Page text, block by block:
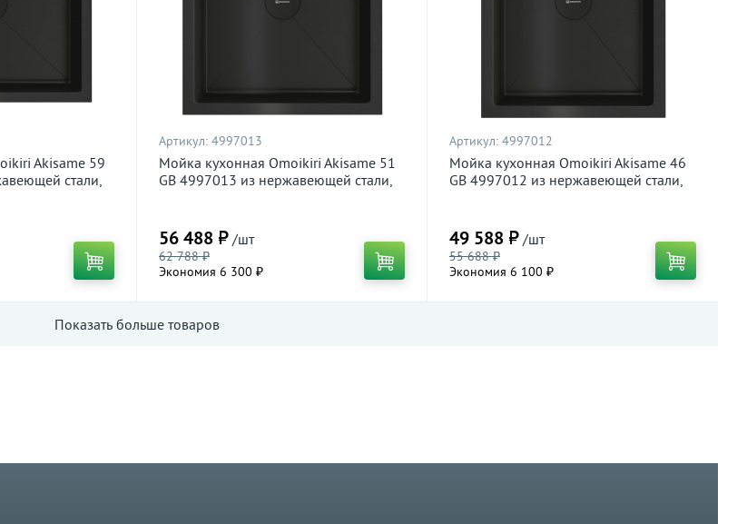
Akisame 59
стали,
Артикул: 4997013
Мойка кухонная Omoikiri Akisame 51
GB 4997013 из нержавеющей стали,
56 488 ₽ /шт
62 788 ₽
Экономия 6 300 ₽
Артикул: 4997012
Мойка кухонная Omoikiri Akisame 46
GB 4997012 из нержавеющей стали,
49 588 ₽ /шт
55 688 ₽
Экономия 6 100 ₽
Показать больше товаров